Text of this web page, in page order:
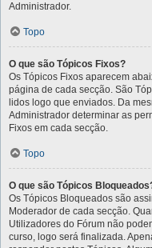
Administrador.
Topo
O que são Tópicos Fixos?
Os Tópicos Fixos aparecem
página de cada secção. São
lidos logo que enviados. Da
Administrador determinar as
Fixos em cada secção.
Topo
O que são Tópicos
Os Tópicos Bloqueados são
Moderador de cada secção.
Utilizadores do Fórum não
curso, logo será finalizada.